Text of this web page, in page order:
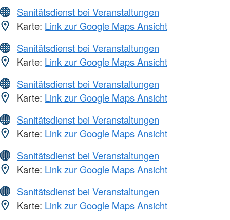
Sanitätsdienst bei Veranstaltungen
Karte: Link zur Google Maps Ansicht
Sanitätsdienst bei Veranstaltungen
Karte: Link zur Google Maps Ansicht
Sanitätsdienst bei Veranstaltungen
Karte: Link zur Google Maps Ansicht
Sanitätsdienst bei Veranstaltungen
Karte: Link zur Google Maps Ansicht
Sanitätsdienst bei Veranstaltungen
Karte: Link zur Google Maps Ansicht
Sanitätsdienst bei Veranstaltungen
Karte: Link zur Google Maps Ansicht